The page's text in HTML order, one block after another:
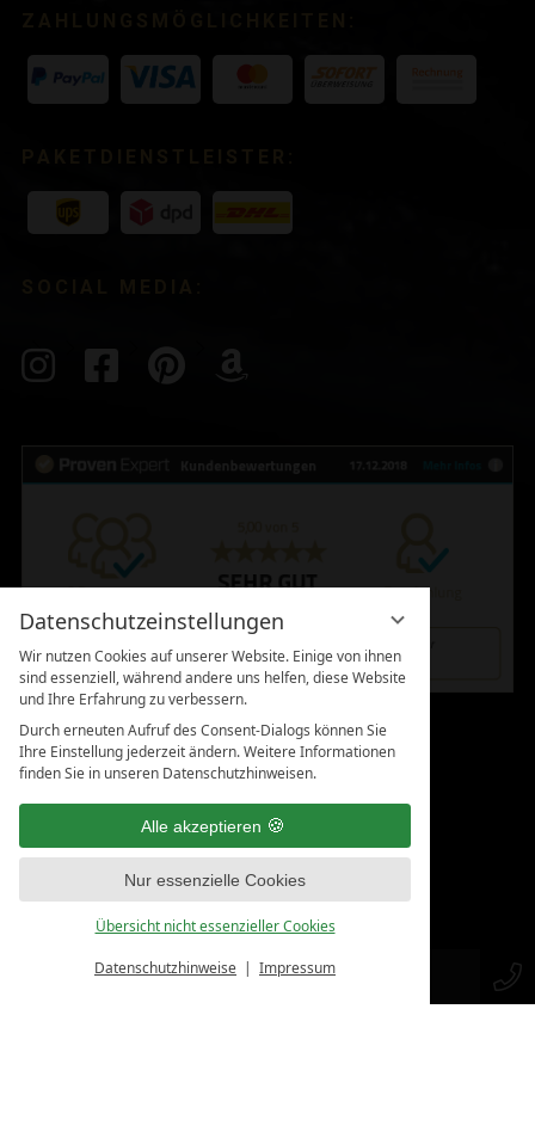
Datenschutzeinstellungen
Wir nutzen Cookies auf unserer Website. Einige von ihnen
sind essenziell, während andere uns helfen, diese Website
und Ihre Erfahrung zu verbessern.
Durch erneuten Aufruf des Consent-Dialogs können Sie
Ihre Einstellung jederzeit ändern. Weitere Informationen
finden Sie in unseren Datenschutzhinweisen.
Alle akzeptieren
Nur essenzielle Cookies
Übersicht nicht essenzieller Cookies
Datenschutzhinweise Impressum
SHOP
KUNDENBEWERTUNGEN: